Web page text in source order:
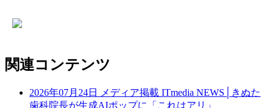
関連コンテンツ
2026年07月24日 メディア掲載 ITmedia NEWS│きぬた
歯科院長が生成AIポップに「これはアリ」